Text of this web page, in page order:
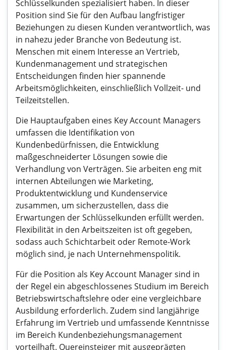
Schlüsselkunden spezialisiert haben. In dieser
Position sind Sie für den Aufbau langfristiger
Beziehungen zu diesen Kunden verantwortlich, was
in nahezu jeder Branche von Bedeutung ist.
Menschen mit einem Interesse an Vertrieb,
Kundenmanagement und strategischen
Entscheidungen finden hier spannende
Arbeitsmöglichkeiten, einschließlich Vollzeit- und
Teilzeitstellen.
Die Hauptaufgaben eines Key Account Managers
umfassen die Identifikation von
Kundenbedürfnissen, die Entwicklung
maßgeschneiderter Lösungen sowie die
Verhandlung von Verträgen. Sie arbeiten eng mit
internen Abteilungen wie Marketing,
Produktentwicklung und Kundenservice
zusammen, um sicherzustellen, dass die
Erwartungen der Schlüsselkunden erfüllt werden.
Flexibilität in den Arbeitszeiten ist oft gegeben,
sodass auch Schichtarbeit oder Remote-Work
möglich sind, je nach Unternehmenspolitik.
Für die Position als Key Account Manager sind in
der Regel ein abgeschlossenes Studium im Bereich
Betriebswirtschaftslehre oder eine vergleichbare
Ausbildung erforderlich. Zudem sind langjährige
Erfahrung im Vertrieb und umfassende Kenntnisse
im Bereich Kundenbeziehungsmanagement
vorteilhaft. Quereinsteiger mit ausgeprägten